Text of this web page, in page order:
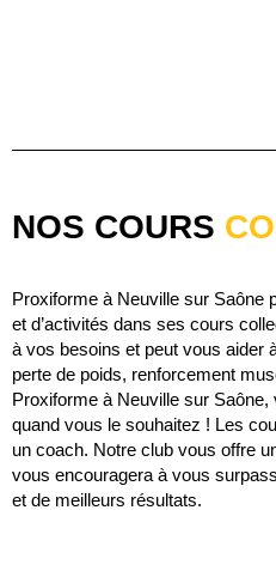
NOS COURS
Proxiforme à Neuville sur Saône
et d’activités dans ses cours
à vos besoins et peut vous aider
perte de poids, renforcement
Proxiforme à Neuville sur
quand vous le souhaitez ! Les
un coach. Notre club vous offre
vous encouragera à vous
et de meilleurs résultats.